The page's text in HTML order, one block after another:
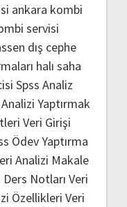
ankara kombi
servisi
dış cephe
halı saha
Spss Analiz
Yaptırmak
Veri Girişi
Ödev Yaptırma
Analizi Makale
Notları Veri
Özellikleri Veri